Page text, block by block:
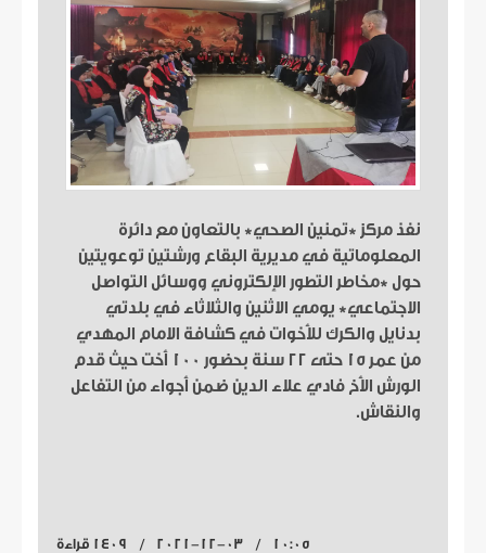
نفذ مركز *تمنين الصحي* بالتعاون مع دائرة
المعلوماتية في مديرية البقاع ورشتين توعويتين
حول *مخاطر التطور الإلكتروني ووسائل التواصل
الاجتماعي* يومي الاثنين والثلاثاء في بلدتي
بدنايل والكرك للأخوات في كشافة الامام المهدي
من عمر ١٥ حتى ٢٢ سنة بحضور ١٠٠ أخت حيث قدم
الورش الأخ فادي علاء الدين ضمن أجواء من التفاعل
والنقاش.
10:05 / 2021-12-03 / 1409 قراءة